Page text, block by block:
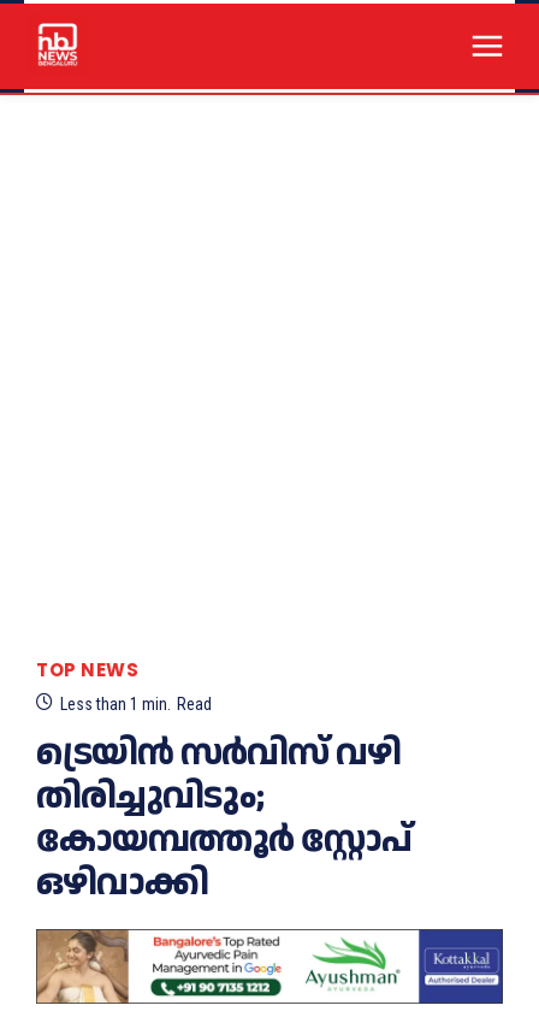
TOP NEWS
Less than 1 min. Read
ട്രെയിൻ സർവിസ് വഴി
തിരിച്ചുവിടും;
കോയമ്പത്തൂർ സ്റ്റോപ്
ഒഴിവാക്കി